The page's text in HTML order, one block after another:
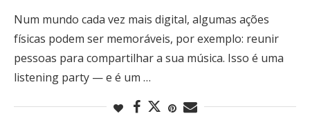
Num mundo cada vez mais digital, algumas ações
físicas podem ser memoráveis, por exemplo: reunir
pessoas para compartilhar a sua música. Isso é uma
listening party — e é um …